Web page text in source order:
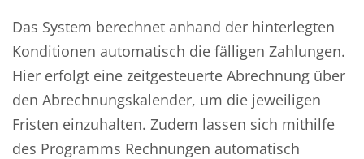
Das System berechnet anhand der hinterlegten
Konditionen automatisch die fälligen Zahlungen.
Hier erfolgt eine zeitgesteuerte Abrechnung über
den Abrechnungskalender, um die jeweiligen
Fristen einzuhalten. Zudem lassen sich mithilfe
des Programms Rechnungen automatisch